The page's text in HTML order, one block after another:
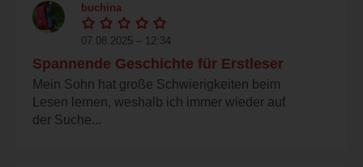
buchina
07.08.2025 – 12:34
Spannende Geschichte für Erstleser
Mein Sohn hat große Schwierigkeiten beim
Lesen lernen, weshalb ich immer wieder auf
der Suche...